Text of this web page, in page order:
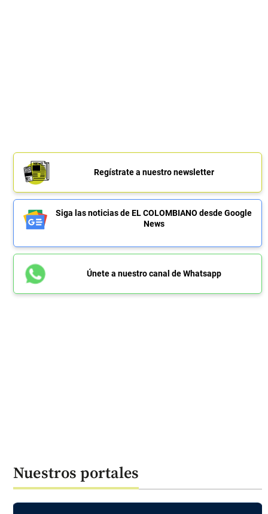
Regístrate a nuestro newsletter
Siga las noticias de EL COLOMBIANO desde Google
News
Únete a nuestro canal de Whatsapp
Nuestros portales